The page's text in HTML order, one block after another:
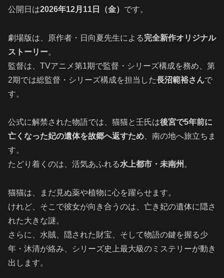
公開日は2026年12月11日（金） です。
劇場版は、原作者・日向夏先生による完全新作オリジナル
ストーリー。
監督は、TVアニメ第1期で監督・シリーズ構成を務め、第
2期では総監督・シリーズ構成を担当した長沼範裕さんで
す。
公式に解禁された物語では、猫猫と壬氏は後宮で5年前に
亡くなった妃の遺体を故郷へ返すため、南の地へ旅立ちま
す。
たどり着くのは、活気あふれる水上都市・未南州 。
猫猫は、まだ見ぬ薬や植物に心を躍らせます。
けれど、そこで彼女が向き合うのは、亡き妃の遺体に隠さ
れた大きな謎。
さらに、水賊、隠された財宝、そして物語の鍵を握る少
年・沐清が絡み、シリーズ史上最大級のミステリーが動き
出します。